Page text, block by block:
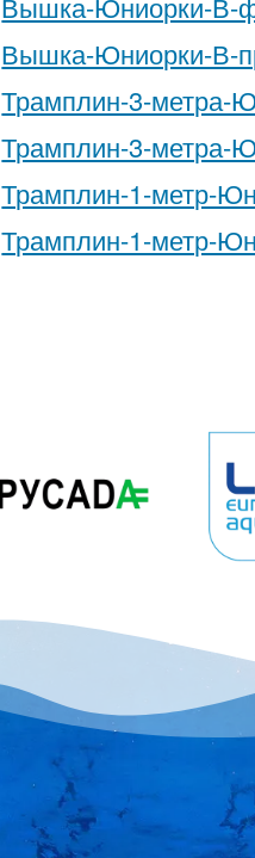
Вышка-Юниорки-В-
Трамплин-3-
Трамплин-3-метра-
Трамплин-1-метр-
Трамплин-1-метр-